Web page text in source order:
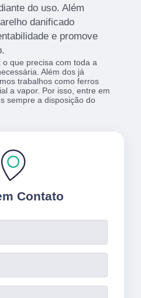
do uso. Além
danificado
e promove
que precisa com toda a
Além dos já
trabalhos como ferros
a vapor. Por isso, entre em
sempre a disposição do
Contato